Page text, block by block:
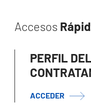
Accesos
PERFIL
ACCEDER